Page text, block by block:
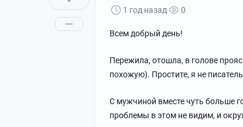
1 год назад 0
Всем добрый день!
Пережила, отошла, в голове
похожую). Простите, я не
С мужчиной вместе чуть больше
проблемы в этом не видим, и